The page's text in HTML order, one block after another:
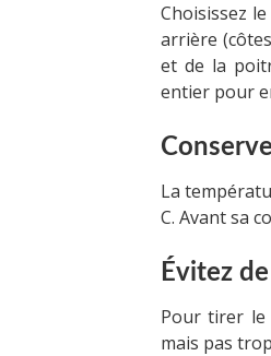
Choisissez
arrière
et de la
entier pour
La
C. Avant sa
Évitez
Pour tirer le
mais pas